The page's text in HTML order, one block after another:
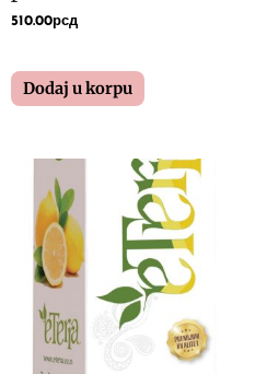
510.00рсд
Dodaj u korpu